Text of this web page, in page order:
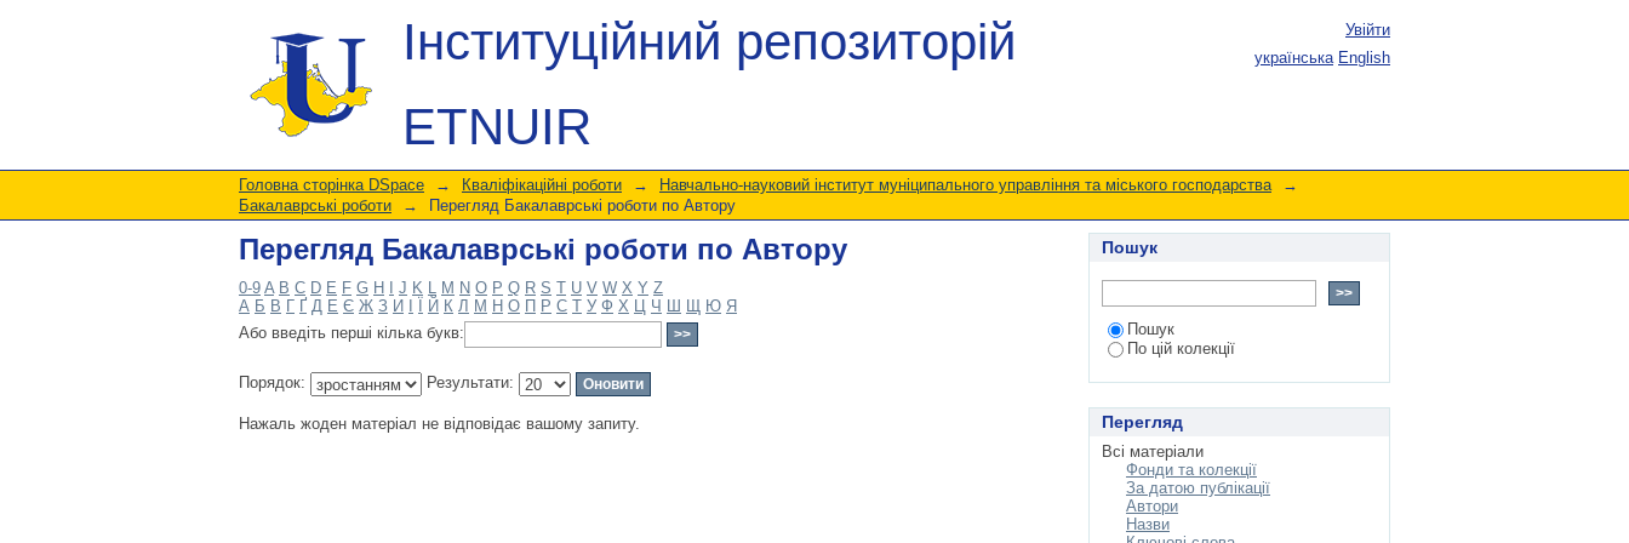
Інституційний репозиторій
ETNUIR
Перегляд Бакалаврські роботи по Автору
Увійти
українська English
Головна сторінка DSpace → Кваліфікаційні роботи → Навчально-науковий інститут муніципального управління та міського господарства
→
Бакалаврські роботи
→ Перегляд Бакалаврські роботи по Автору
Перегляд Бакалаврські роботи по Автору
0-9 A B C D E F G H J K L M N O P Q R S T U V W X Y Z
А Б В Г Ґ Д Е Є Ж З И Й К Л М Н О П Р С Т У Ф Х Ц Ч Ш Щ Ю Я
Або введіть перші кілька букв:
Порядок: Результати:
Нажаль жоден матеріал не відповідає вашому запиту.
Пошук
Пошук
По цій колекції
Перегляд
Всі матеріали
Фонди та колекції
За датою публікації
Автори
Назви